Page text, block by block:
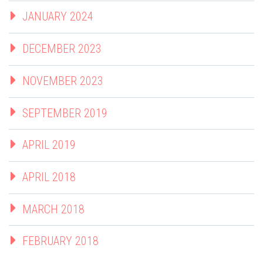
JANUARY 2024
DECEMBER 2023
NOVEMBER 2023
SEPTEMBER 2019
APRIL 2019
APRIL 2018
MARCH 2018
FEBRUARY 2018